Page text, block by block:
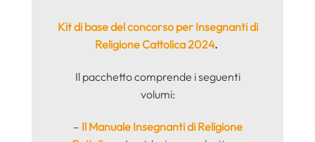
Kit di base del concorso per Insegnanti di
Religione Cattolica 2024.
Il pacchetto comprende i seguenti
volumi:
– Il Manuale Insegnanti di Religione